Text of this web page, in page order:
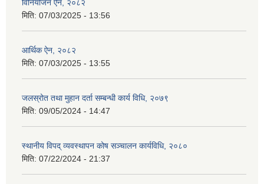
विनियोजन ऐन, २०८२
मिति: 07/03/2025 - 13:56
आर्थिक ऐन, २०८२
मिति: 07/03/2025 - 13:55
जलस्रोत तथा मुहान दर्ता सम्बन्धी कार्य विधि, २०७९
मिति: 09/05/2024 - 14:47
स्थानीय विपद् व्यवस्थापन कोष सञ्चालन कार्यविधि, २०८०
मिति: 07/22/2024 - 21:37